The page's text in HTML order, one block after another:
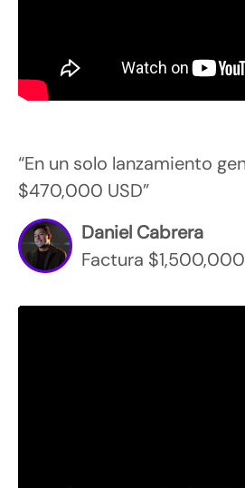
“En un solo lanzamiento
$470,000 USD”
Daniel Cabrera
Factura